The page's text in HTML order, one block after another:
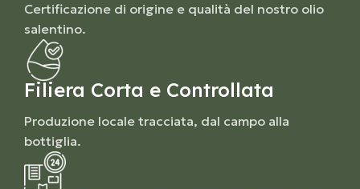
Certificazione di origine e qualità del nostro olio
salentino.
Filiera Corta e Controllata
Produzione locale tracciata, dal campo alla
bottiglia.